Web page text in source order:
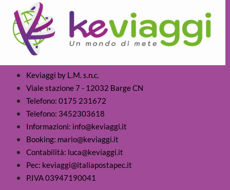
Keviaggi by L.M. s.n.c.
Viale stazione 7 - 12032 Barge CN
Telefono: 0175 231672
Telefono: 3452303618
Informazioni: info@keviaggi.it
Booking: mario@keviaggi.it
Contabilità: luca@keviaggi.it
Pec: keviaggi@italiapostapec.it
P.IVA 03947190041